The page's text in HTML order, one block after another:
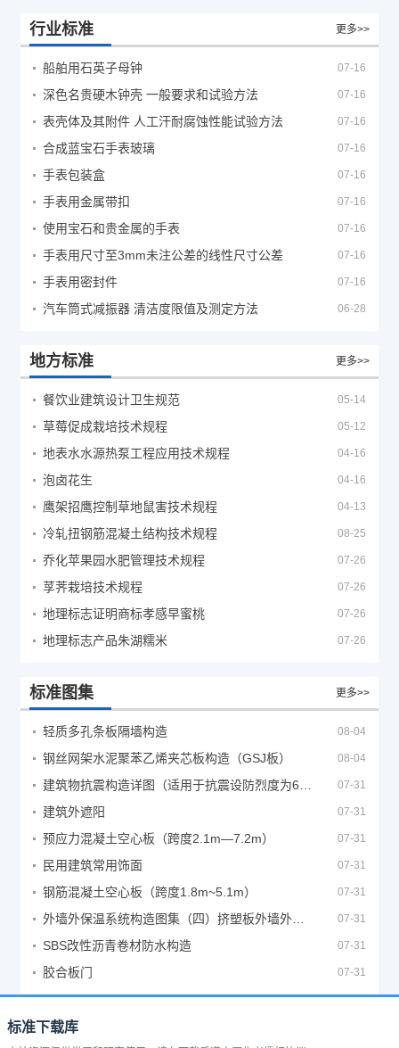
行业标准 更多>>
船舶用石英子母钟 07-16
深色名贵硬木钟壳 一般要求和试验方法 07-16
表壳体及其附件 人工汗耐腐蚀性能试验方法 07-16
合成蓝宝石手表玻璃 07-16
手表包装盒 07-16
手表用金属带扣 07-16
使用宝石和贵金属的手表 07-16
手表用尺寸至3mm未注公差的线性尺寸公差 07-16
手表用密封件 07-16
汽车筒式减振器 清洁度限值及测定方法 06-28
地方标准 更多>>
餐饮业建筑设计卫生规范 05-14
草莓促成栽培技术规程 05-12
地表水水源热泵工程应用技术规程 04-16
泡卤花生 04-16
鹰架招鹰控制草地鼠害技术规程 04-13
冷轧扭钢筋混凝土结构技术规程 08-25
乔化苹果园水肥管理技术规程 07-26
莩荠栽培技术规程 07-26
地理标志证明商标孝感早蜜桃 07-26
地理标志产品朱湖糯米 07-26
标准图集 更多>>
轻质多孔条板隔墙构造 08-04
钢丝网架水泥聚苯乙烯夹芯板构造（GSJ板） 08-04
07-31
建筑外遮阳 07-31
预应力混凝土空心板（跨度2.1m—7.2m） 07-31
民用建筑常用饰面 07-31
钢筋混凝土空心板（跨度1.8m~5.1m） 07-31
07-31
SBS改性沥青卷材防水构造 07-31
胶合板门 07-31
标准下载库